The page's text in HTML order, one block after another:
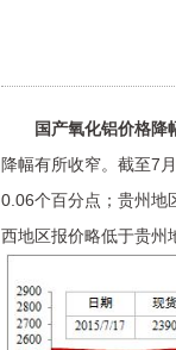
国产氧化铝价格降幅
降幅有所收窄。截至7
0.06个百分点；贵州地
西地区报价略低于贵州